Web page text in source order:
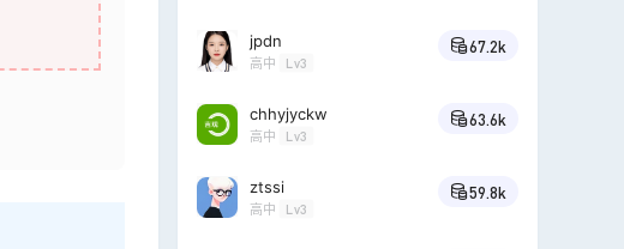
jpdn
高中 Lv3
67.2k
chhyjyckw
高中 Lv3
63.6k
ztssi
高中 Lv3
59.8k